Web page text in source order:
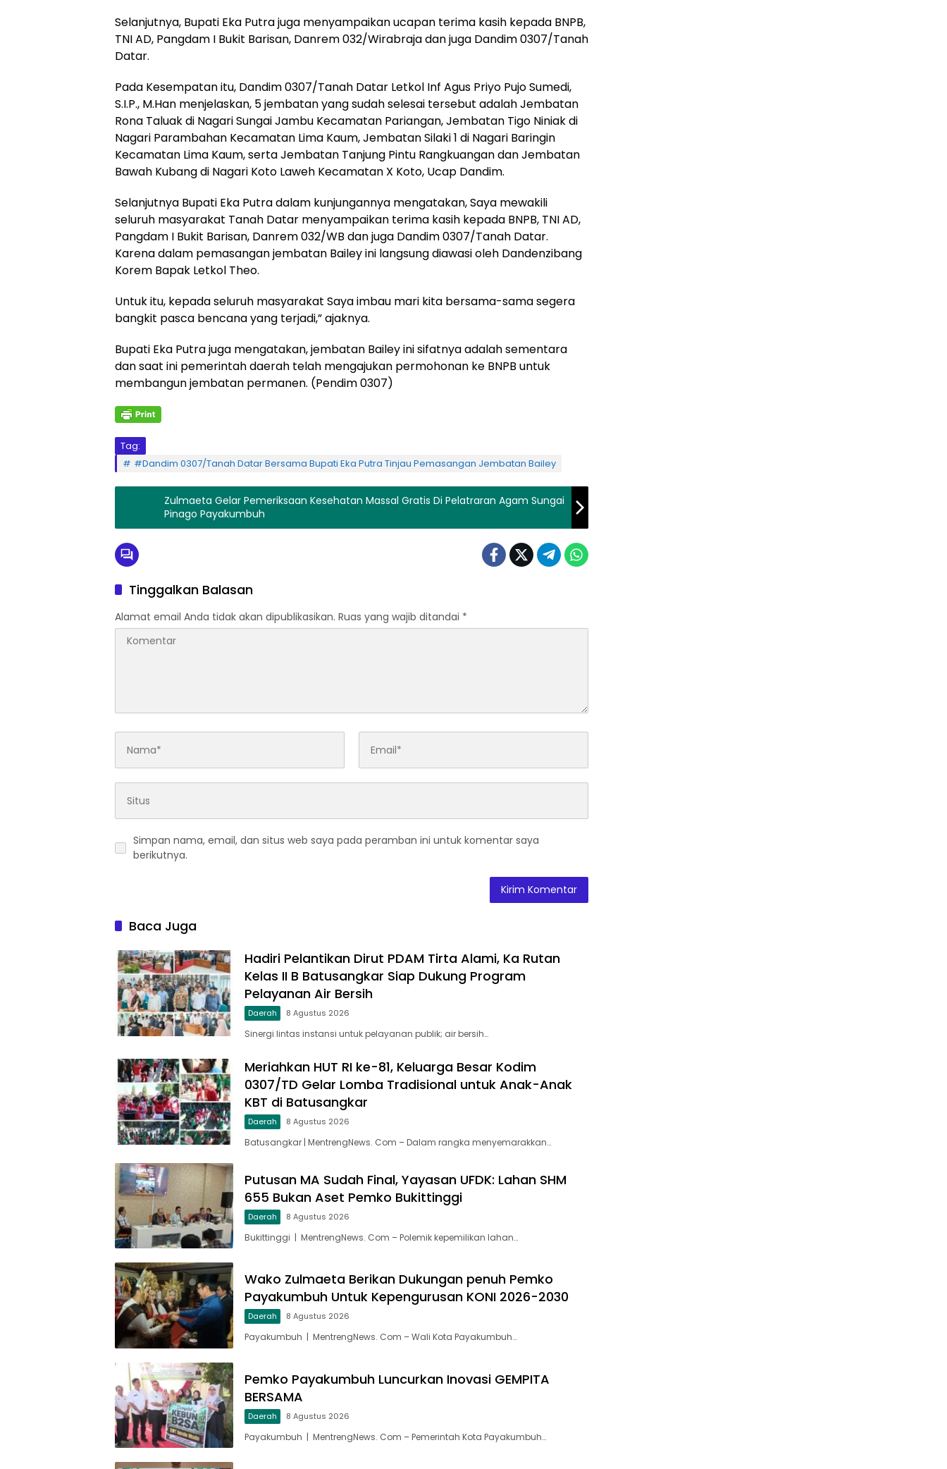
Selanjutnya, Bupati Eka Putra juga menyampaikan ucapan terima kasih kepada BNPB,
TNI AD, Pangdam I Bukit Barisan, Danrem 032/Wirabraja dan juga Dandim 0307/Tanah
Datar.
Pada Kesempatan itu, Dandim 0307/Tanah Datar Letkol Inf Agus Priyo Pujo Sumedi,
S.I.P., M.Han menjelaskan, 5 jembatan yang sudah selesai tersebut adalah Jembatan
Rona Taluak di Nagari Sungai Jambu Kecamatan Pariangan, Jembatan Tigo Niniak di
Nagari Parambahan Kecamatan Lima Kaum, Jembatan Silaki 1 di Nagari Baringin
Kecamatan Lima Kaum, serta Jembatan Tanjung Pintu Rangkuangan dan Jembatan
Bawah Kubang di Nagari Koto Laweh Kecamatan X Koto, Ucap Dandim.
Selanjutnya Bupati Eka Putra dalam kunjungannya mengatakan, Saya mewakili
seluruh masyarakat Tanah Datar menyampaikan terima kasih kepada BNPB, TNI AD,
Pangdam I Bukit Barisan, Danrem 032/WB dan juga Dandim 0307/Tanah Datar.
Karena dalam pemasangan jembatan Bailey ini langsung diawasi oleh Dandenzibang
Korem Bapak Letkol Theo.
Untuk itu, kepada seluruh masyarakat Saya imbau mari kita bersama-sama segera
bangkit pasca bencana yang terjadi,” ajaknya.
Bupati Eka Putra juga mengatakan, jembatan Bailey ini sifatnya adalah sementara
dan saat ini pemerintah daerah telah mengajukan permohonan ke BNPB untuk
membangun jembatan permanen. (Pendim 0307)
Tag:
#Dandim 0307/Tanah Datar Bersama Bupati Eka Putra Tinjau Pemasangan Jembatan Bailey
Zulmaeta Gelar Pemeriksaan Kesehatan Massal Gratis Di Pelatraran Agam Sungai
Pinago Payakumbuh
Tinggalkan Balasan
Alamat email Anda tidak akan dipublikasikan. Ruas yang wajib ditandai *
Simpan nama, email, dan situs web saya pada peramban ini untuk komentar saya
berikutnya.
Baca Juga
Hadiri Pelantikan Dirut PDAM Tirta Alami, Ka Rutan
Kelas II B Batusangkar Siap Dukung Program
Pelayanan Air Bersih
Daerah 8 Agustus 2026
Sinergi lintas instansi untuk pelayanan publik; air bersih…
Meriahkan HUT RI ke-81, Keluarga Besar Kodim
0307/TD Gelar Lomba Tradisional untuk Anak-Anak
KBT di Batusangkar
Daerah 8 Agustus 2026
Batusangkar | MentrengNews. Com – Dalam rangka menyemarakkan…
Putusan MA Sudah Final, Yayasan UFDK: Lahan SHM
655 Bukan Aset Pemko Bukittinggi
Daerah 8 Agustus 2026
Bukittinggi | MentrengNews. Com – Polemik kepemilikan lahan…
Wako Zulmaeta Berikan Dukungan penuh Pemko
Payakumbuh Untuk Kepengurusan KONI 2026-2030
Daerah 8 Agustus 2026
Payakumbuh | MentrengNews. Com – Wali Kota Payakumbuh…
Pemko Payakumbuh Luncurkan Inovasi GEMPITA
BERSAMA
Daerah 8 Agustus 2026
Payakumbuh | MentrengNews. Com – Pemerintah Kota Payakumbuh…